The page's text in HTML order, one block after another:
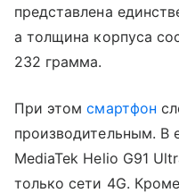
представлена
а толщина корпуса
232 грамма.
При этомсмартфон
производительным. В
MediaTek Helio G91
только сети 4G.